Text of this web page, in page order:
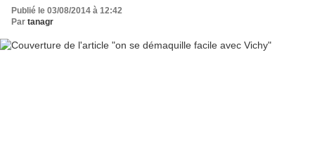
Publié le 03/08/2014 à 12:42
Par tanagr